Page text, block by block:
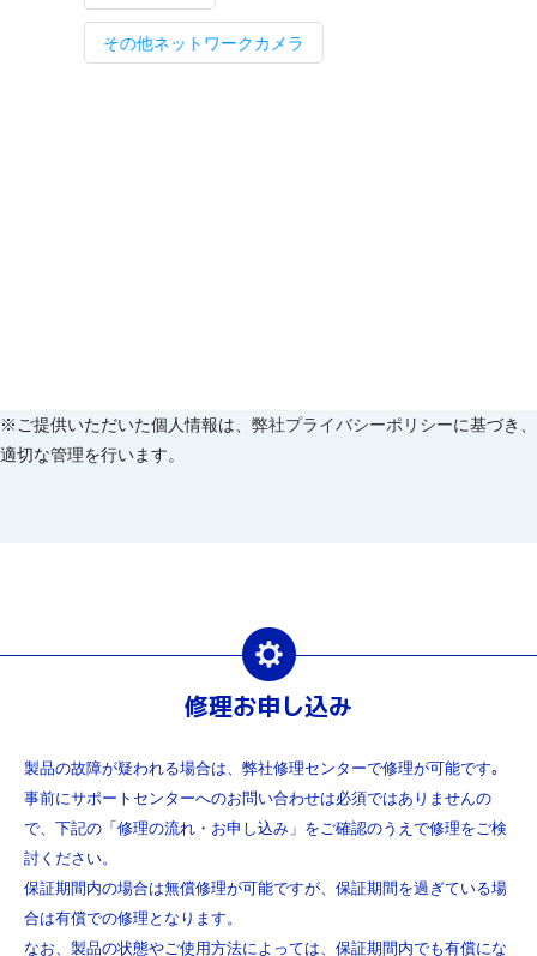
その他ネットワークカメラ
※ご提供いただいた個人情報は、 弊社プライバシーポリシーに基づき、
適切な管理を行います。
修理お申し込み
製品の故障が疑われる場合は、弊社修理センターで修理が可能です｡
事前にサポートセンターへのお問い合わせは必須ではありませんの
で、下記の「修理の流れ・お申し込み」をご確認のうえで修理をご検
討ください。
保証期間内の場合は無償修理が可能ですが、保証期間を過ぎている場
合は有償での修理となります。
なお、製品の状態やご使用方法によっては、保証期間内でも有償にな